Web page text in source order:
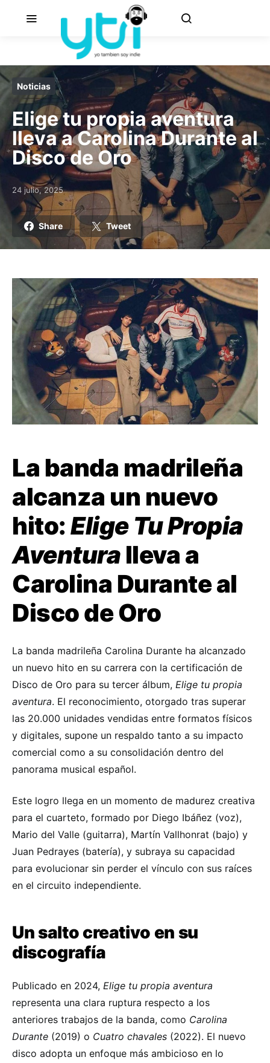
Noticias
Elige tu propia aventura
lleva a Carolina Durante al
Disco de Oro
Posted on
24 julio, 2025
Share Tweet
La banda madrileña
alcanza un nuevo
hito:Elige Tu Propia
Aventura lleva a
Carolina Durante al
Disco de Oro
La banda madrileña Carolina Durante ha alcanzado
un nuevo hito en su carrera con la certificación de
Disco de Oro para su tercer álbum, Elige tu propia
aventura. El reconocimiento, otorgado tras superar
las 20.000 unidades vendidas entre formatos físicos
y digitales, supone un respaldo tanto a su impacto
comercial como a su consolidación dentro del
panorama musical español.
Este logro llega en un momento de madurez creativa
para el cuarteto, formado por Diego Ibáñez (voz),
Mario del Valle (guitarra), Martín Vallhonrat (bajo) y
Juan Pedrayes (batería), y subraya su capacidad
para evolucionar sin perder el vínculo con sus raíces
en el circuito independiente.
Un salto creativo en su
discografía
Publicado en 2024, Elige tu propia aventura
representa una clara ruptura respecto a los
anteriores trabajos de la banda, como Carolina
Durante (2019) o Cuatro chavales (2022). El nuevo
disco adopta un enfoque más ambicioso en lo